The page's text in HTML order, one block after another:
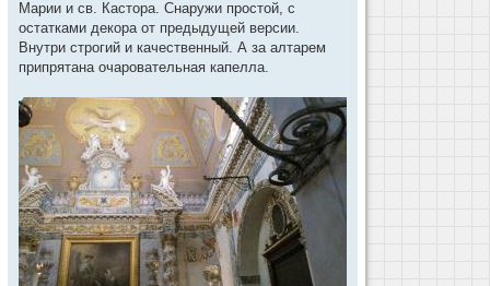
Марии и св. Кастора. Снаружи простой, с
остатками декора от предыдущей версии.
Внутри строгий и качественный. А за алтарем
припрятана очаровательная капелла.